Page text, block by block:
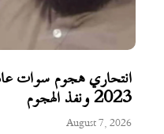
انتحاري هجوم سوات عاد
2023 ونفذ الهجوم
August 7, 2026